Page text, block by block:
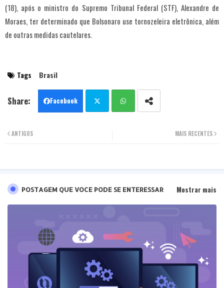
(18), após o ministro do Supremo Tribunal Federal (STF), Alexandre de
Moraes, ter determinado que Bolsonaro use tornozeleira eletrônica, além
de outras medidas cautelares.
Tags Brasil
Facebook
MAIS RECENTES
ANTIGOS
POSTAGEM QUE VOCE PODE SE ENTERESSAR Mostrar mais